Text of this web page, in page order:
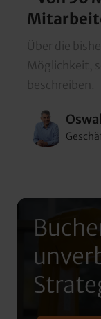
Über die
Möglichkeit,
beschreiben.